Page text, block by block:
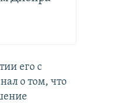
его с
о том, что